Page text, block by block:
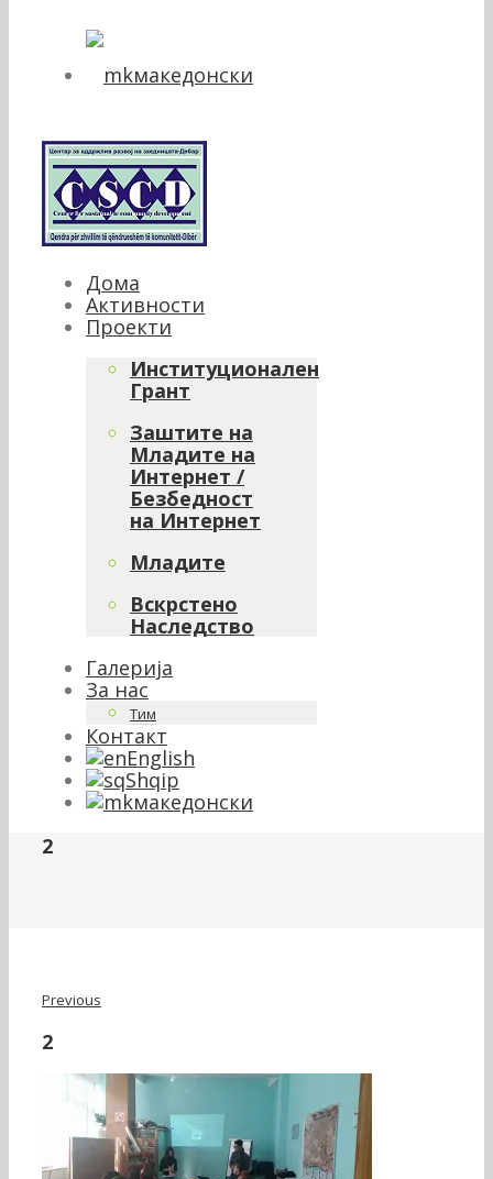
македонски
Дома
Активности
Проекти
Институционален
Грант
Заштите на
Младите на
Интернет /
Безбедност
на Интернет
Младите
Вскрстено
Наследство
Галерија
За нас
Тим
Контакт
English
Shqip
македонски
2
Previous
2